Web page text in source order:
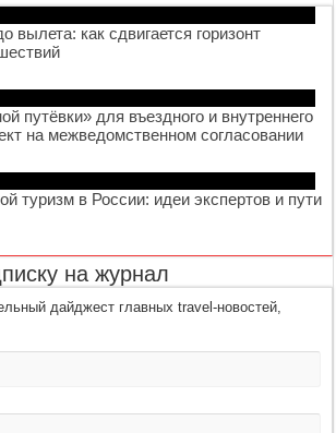
вылета: как сдвигается горизонт
путёвки» для въездного и внутреннего
на межведомственном согласовании
туризм в России: идеи экспертов и пути
на журнал
дайджест главных travel-новостей,